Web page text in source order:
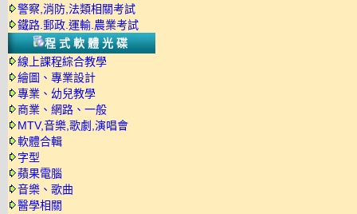
警察,消防,法類相關考試
鐵路.郵政.運輸.農業考試
程式軟體光碟
線上課程綜合教學
繪圖、專業設計
專業、幼兒教學
商業、網路、一般
MTV,音樂,歌劇,演唱會
軟體合輯
字型
蘋果電腦
音樂、歌曲
醫學相關